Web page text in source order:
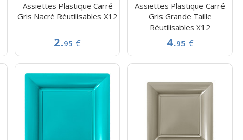
Assiettes Plastique Carré
Gris Nacré Réutilisables X12
2.95 €
Assiettes Plastique Carré
Gris Grande Taille
Réutilisables X12
4.95 €